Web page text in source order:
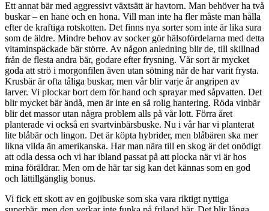
Ett annat bär med aggressivt växtsätt är havtorn. Man behöver ha två
buskar – en hane och en hona. Vill man inte ha fler måste man hålla
efter de kraftiga rotskotten. Det finns nya sorter som inte är lika sura
som de äldre. Mindre behov av socker gör hälsofördelarna med detta
vitaminspäckade bär större. Av någon anledning blir de, till skillnad
från de flesta andra bär, godare efter frysning. Vår sort är mycket
goda att strö i morgonfilen även utan sötning när de har varit frysta.
Krusbär är ofta tåliga buskar, men vår blir varje år angripen av
larver. Vi plockar bort dem för hand och sprayar med såpvatten. Det
blir mycket bär ändå, men är inte en så rolig hantering. Röda vinbär
blir det massor utan några problem alls på vår lott. Förra året
planterade vi också en svartvinbärsbuske. Nu i vår har vi planterat
lite blåbär och lingon. Det är köpta hybrider, men blåbären ska mer
likna vilda än amerikanska. Har man nära till en skog är det onödigt
att odla dessa och vi har ibland passat på att plocka när vi är hos
mina föräldrar. Men om de här tar sig kan det kännas som en god
och lättillgänglig bonus.
Vi fick ett skott av en gojibuske som ska vara riktigt nyttiga